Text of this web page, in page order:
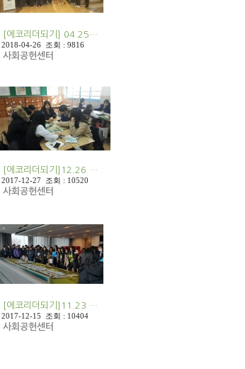
[에코리더되기] 04.25…
2018-04-26 조회 : 9816
사회공헌센터
[에코리더되기]12.26 …
2017-12-27 조회 : 10520
사회공헌센터
[에코리더되기]11.23 …
2017-12-15 조회 : 10404
사회공헌센터